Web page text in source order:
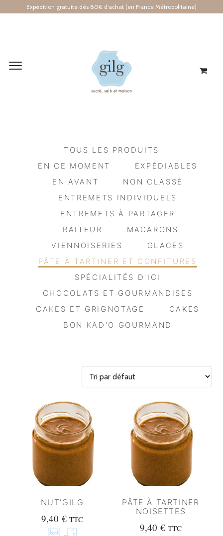
Expédition gratuite dès 80€ d’achat (en France Métropolitaine)
TOUS LES PRODUITS
EN CE MOMENT
EXPÉDIABLES
EN AVANT
NON CLASSÉ
ENTREMETS INDIVIDUELS
ENTREMETS À PARTAGER
TRAITEUR
MACARONS
VIENNOISERIES
GLACES
PÂTE À TARTINER ET CONFITURES
SPÉCIALITÉS D'ICI
CHOCOLATS ET GOURMANDISES
CAKES ET GRIGNOTAGE
CAKES
BON KAD'O GOURMAND
NUT’GILG
9,40€ TTC
PÂTE À TARTINER
NOISETTES
9,40 € TTC